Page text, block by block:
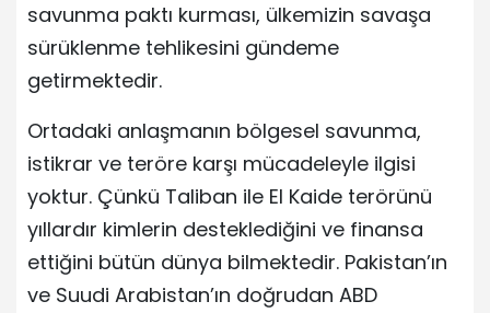
savunma paktı kurması, ülkemizin savaşa
sürüklenme tehlikesini gündeme
getirmektedir.
Ortadaki anlaşmanın bölgesel savunma,
istikrar ve teröre karşı mücadeleyle ilgisi
yoktur. Çünkü Taliban ile El Kaide terörünü
yıllardır kimlerin desteklediğini ve finansa
ettiğini bütün dünya bilmektedir. Pakistan’ın
ve Suudi Arabistan’ın doğrudan ABD